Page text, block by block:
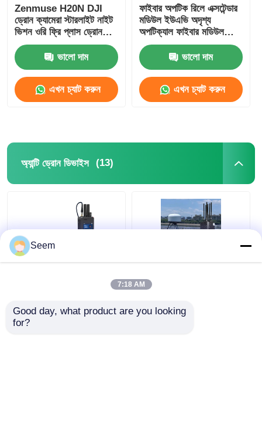
Zenmuse H20N DJI
ড্রোন ক্যামেরা স্টারলাইট নাইট
ভিশন ওরি ফ্রি প্লাস ড্রোন
কম্ব
ভালো দাম
এখন চ্যাট করুন
ফাইবার অপটিক রিলে এক্সটেন্ডার
মডিউল ইউএভি অদৃশ্য
অপটিক্যাল ফাইবার মডিউল
ক্যানিস্টার
ভালো দাম
এখন চ্যাট করুন
অ্যান্টি ড্রোন ডিভাইস (13)
UAV ডিটেক্টর RF সেন্সিং
100MHz-6GHz ড্রোন
সনাক্তকরণ সরঞ্জাম বাইরের
জ্যামিং ড্রোন সনাক্তকরণ
ডিভাইস
Seem
7:18 AM
Good day, what product are you looking
for?